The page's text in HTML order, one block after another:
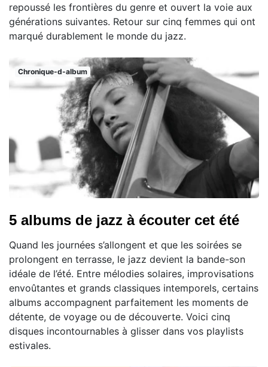
repoussé les frontières du genre et ouvert la voie aux
générations suivantes. Retour sur cinq femmes qui ont
marqué durablement le monde du jazz.
Chronique-d-album
5 albums de jazz à écouter cet été
Quand les journées s’allongent et que les soirées se
prolongent en terrasse, le jazz devient la bande-son
idéale de l’été. Entre mélodies solaires, improvisations
envoûtantes et grands classiques intemporels, certains
albums accompagnent parfaitement les moments de
détente, de voyage ou de découverte. Voici cinq
disques incontournables à glisser dans vos playlists
estivales.